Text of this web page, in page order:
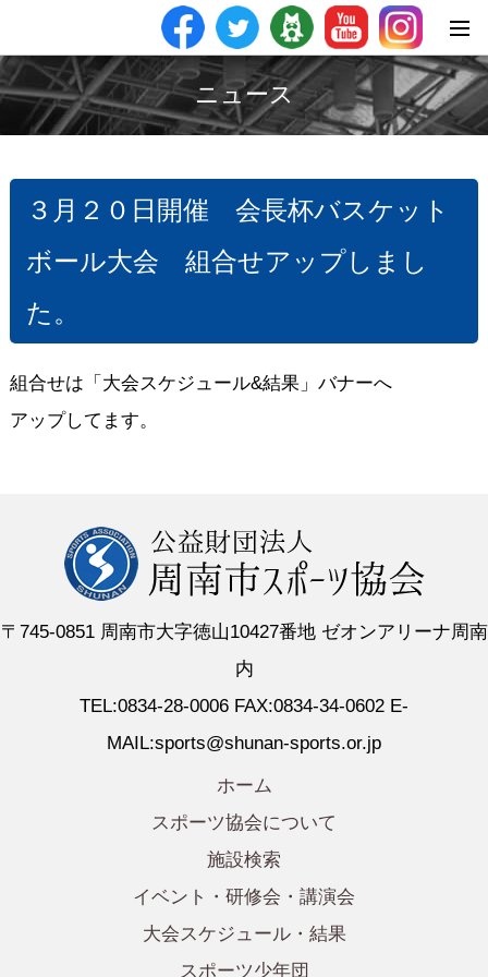
ニュース
３月２０日開催 会長杯バスケット
ボール大会 組合せアップしまし
た。
組合せは「大会スケジュール&結果」バナーへ
アップしてます。
〒745-0851 周南市大字徳山10427番地 ゼオンアリーナ周南
内
TEL:0834-28-0006 FAX:0834-34-0602 E-
MAIL:sports@shunan-sports.or.jp
ホーム
スポーツ協会について
施設検索
イベント・研修会・講演会
大会スケジュール・結果
スポーツ少年団